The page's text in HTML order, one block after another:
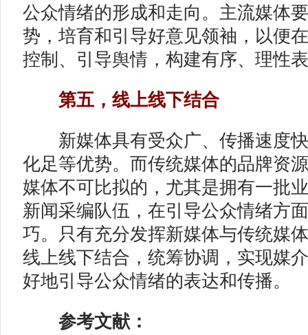
公众情绪的形成和走向。主流媒体
势，培育和引导好意见领袖，以便
控制、引导舆情，构建有序、理性
第五，线上线下结合
新媒体具有受众广、传播速度快
化足等优势。而传统媒体的品牌资
媒体不可比拟的，尤其是拥有一批
新闻采编队伍，在引导公众情绪方
巧。只有充分发挥新媒体与传统媒
线上线下结合，统筹协调，实现媒
好地引导公众情绪的表达和传播。
参考文献：